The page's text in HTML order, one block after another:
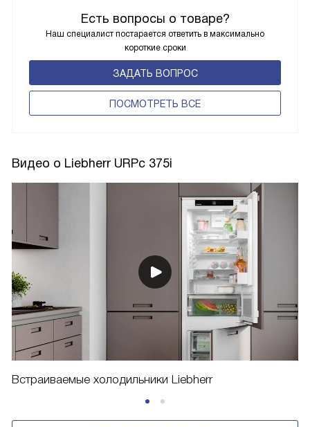
Есть вопросы о товаре?
Наш специалист постарается ответить в максимально
короткие сроки
ЗАДАТЬ ВОПРОС
ПОCМОТРЕТЬ ВСЕ
Видео о Liebherr URPc 375i
Встраиваемые холодильники Liebherr